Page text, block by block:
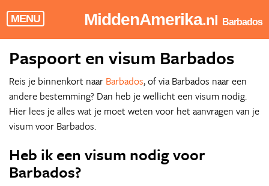
MENU MiddenAmerika.nl Barbados
Paspoort en visum Barbados
Reis je binnenkort naar Barbados, of via Barbados naar een
andere bestemming? Dan heb je wellicht een visum nodig.
Hier lees je alles wat je moet weten voor het aanvragen van je
visum voor Barbados.
Heb ik een visum nodig voor
Barbados?